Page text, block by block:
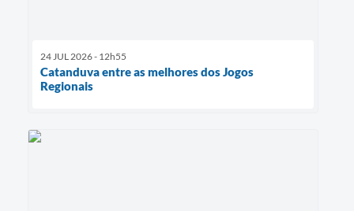
24 JUL 2026 - 12h55
Catanduva entre as melhores dos Jogos
Regionais